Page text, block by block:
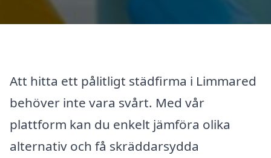
Att hitta ett pålitligt städfirma i Limmared
behöver inte vara svårt. Med vår
plattform kan du enkelt jämföra olika
alternativ och få skräddarsydda